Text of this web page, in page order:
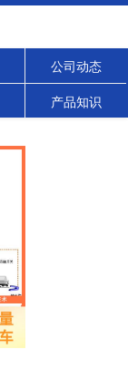
公司动态
产品知识